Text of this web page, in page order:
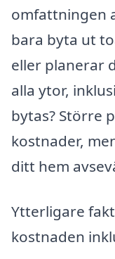
omfattningen
bara byta ut
eller planerar
alla ytor,
bytas? Större
kostnader,
ditt hem
Ytterligare
kostnaden